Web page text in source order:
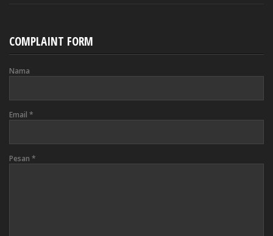
COMPLAINT FORM
Nama
Email *
Pesan *